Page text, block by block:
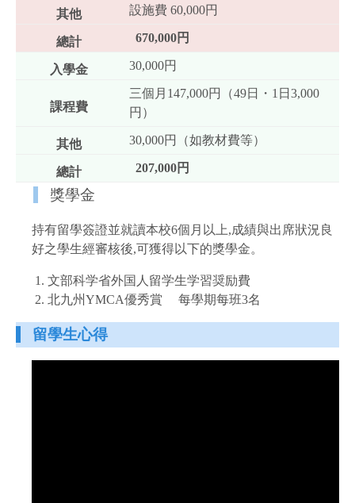
設施費 60,000円
670,000円
30,000円
三個月147,000円（49日・1日3,000
円）
30,000円（如教材費等）
207,000円
獎學金
持有留學簽證並就讀本校6個月以上,成績與出席狀況良
好之學生經審核後,可獲得以下的獎學金。
文部科学省外国人留学生学習奨励費
北九州YMCA優秀賞 每學期每班3名
留學生心得